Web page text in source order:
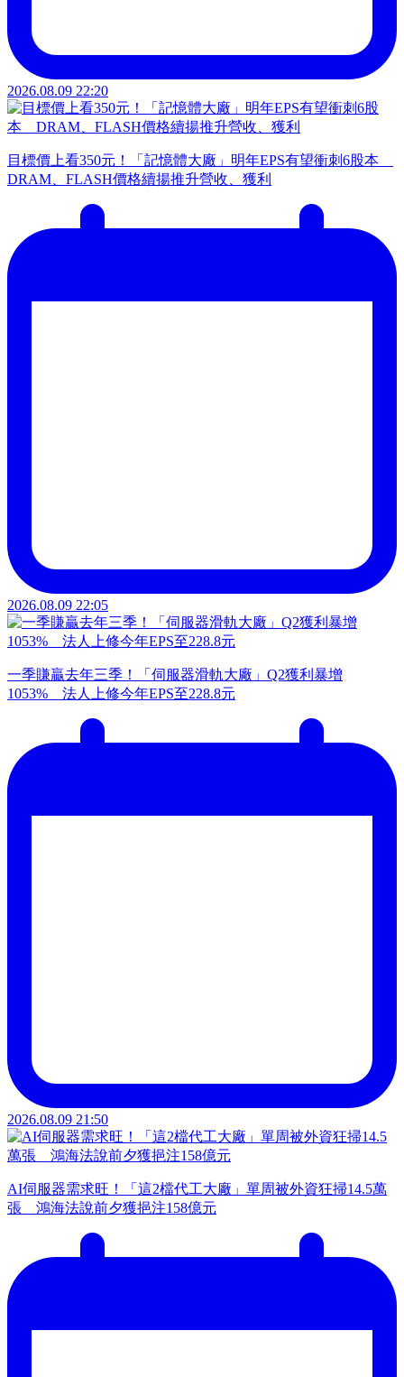
2026.08.09 22:20
目標價上看350元！「記憶體大廠」明年EPS有望衝刺6股本
DRAM、FLASH價格續揚推升營收、獲利
2026.08.09 22:05
一季賺贏去年三季！「伺服器滑軌大廠」Q2獲利暴增
1053% 法人上修今年EPS至228.8元
2026.08.09 21:50
AI伺服器需求旺！「這2檔代工大廠」單周被外資狂掃14.5萬
張 鴻海法說前夕獲挹注158億元